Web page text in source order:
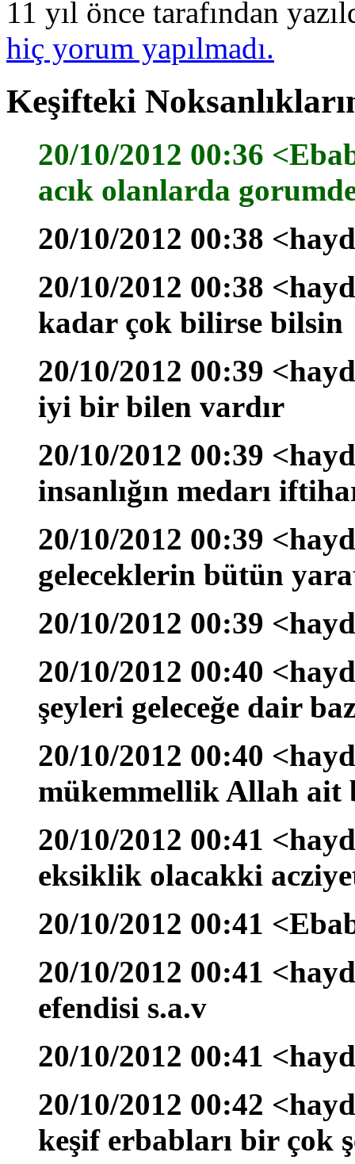
11 yıl önce tarafından
hiç yorum yapılmadı.
Keşifteki
20/10/2012 00:36
acık olanlarda
20/10/2012 00:38
20/10/2012 00:38
kadar çok bilirse bilsin
20/10/2012 00:39
iyi bir bilen vardır
20/10/2012 00:39
insanlığın medarı
20/10/2012 00:39
geleceklerin bütün
20/10/2012 00:39
20/10/2012 00:40
şeyleri geleceğe dair
20/10/2012 00:40
mükemmellik Allah
20/10/2012 00:41
eksiklik olacakki
20/10/2012 00:41
20/10/2012 00:41
efendisi s.a.v
20/10/2012 00:41
20/10/2012 00:42
keşif erbabları bir çok